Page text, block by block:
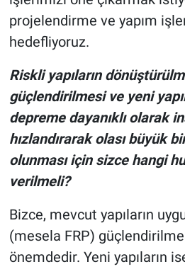
projelendirme ve yapım
hedefliyoruz.
Riskli yapıların
güçlendirilmesi ve yeni
depreme dayanıklı olarak
hızlandırarak olası büyük
olunması için sizce hangi
verilmeli?
Bizce, mevcut yapıların
(mesela FRP)
önemdedir. Yeni yapıların